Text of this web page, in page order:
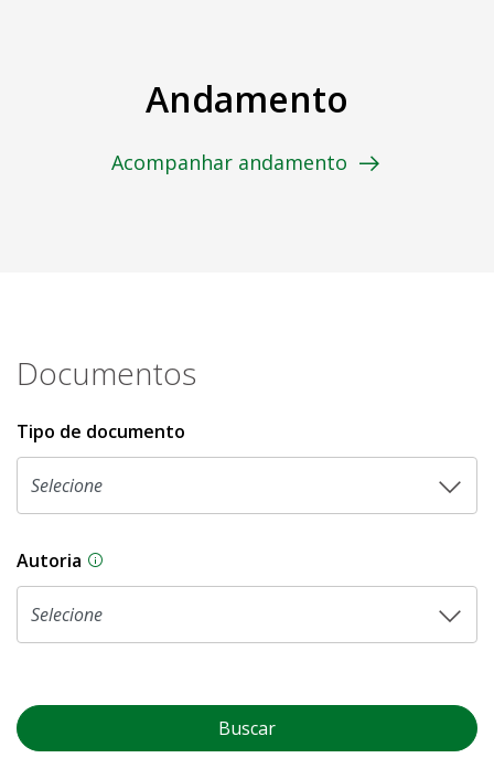
Andamento
Acompanhar andamento
Documentos
Tipo de documento
Autoria As proposições legislativas na CLDF podem
Buscar